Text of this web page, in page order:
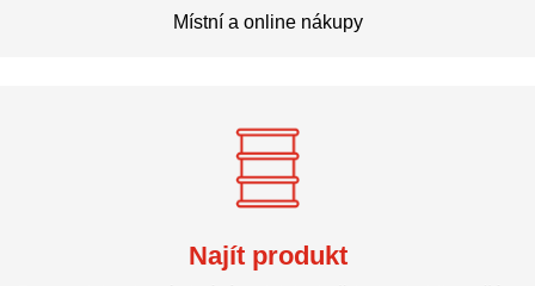
Místní a online nákupy
Najít produkt